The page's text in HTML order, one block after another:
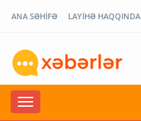
ANA SƏHİFƏ LAYİHƏ HAQQINDA